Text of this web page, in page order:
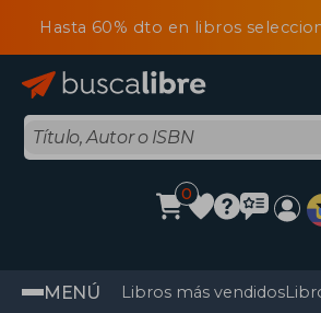
Hasta 60% dto en libros
0
MENÚ Libros más vendidos